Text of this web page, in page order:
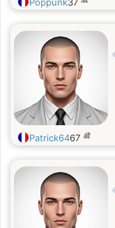
Patrick6467 歳